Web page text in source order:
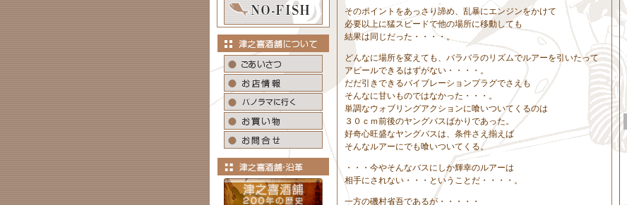
そのポイントをあっさり諦め、乱暴にエンジンをかけて
必要以上に猛スピードで他の場所に移動しても
結果は同じだった・・・・。
どんなに場所を変えても、バラバラのリズムでルアーを引いたって
アピールできるはずがない・・・・。
だだ引きできるバイブレーションプラグでさえも
そんなに甘いものではなかった・・・。
単調なウォブリングアクションに喰いついてくるのは
３０ｃｍ前後のヤングバスばかりであった。
好奇心旺盛なヤングバスは、条件さえ揃えば
そんなルアーにでも喰いついてくる。
・・・今やそんなバスにしか輝幸のルアーは
相手にされない・・・ということだ・・・・。
一方の磯村省吾であるが・・・・・